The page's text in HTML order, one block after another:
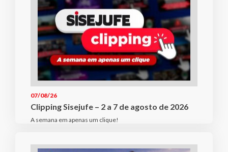
07/08/26
Clipping Sisejufe – 2 a 7 de agosto de 2026
A semana em apenas um clique!